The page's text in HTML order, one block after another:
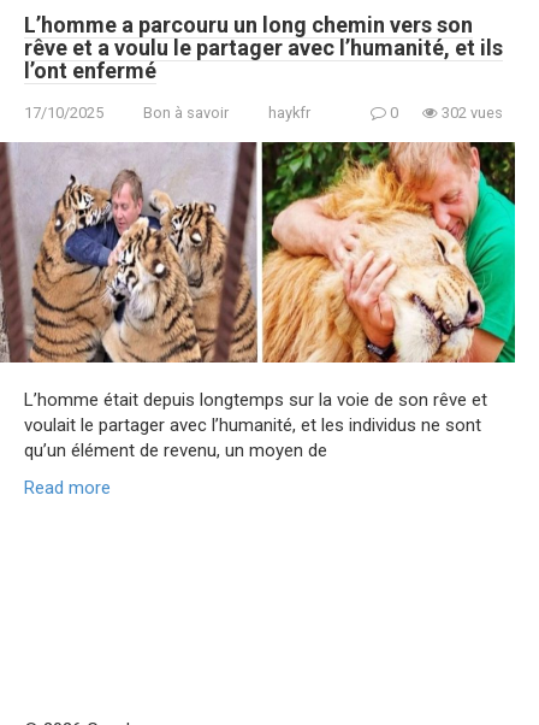
L’homme a parcouru un long chemin vers son
rêve et a voulu le partager avec l’humanité, et ils
l’ont enfermé
17/10/2025 Bon à savoir haykfr 0 302 vues
L’homme était depuis longtemps sur la voie de son rêve et
voulait le partager avec l’humanité, et les individus ne sont
qu’un élément de revenu, un moyen de
Read more